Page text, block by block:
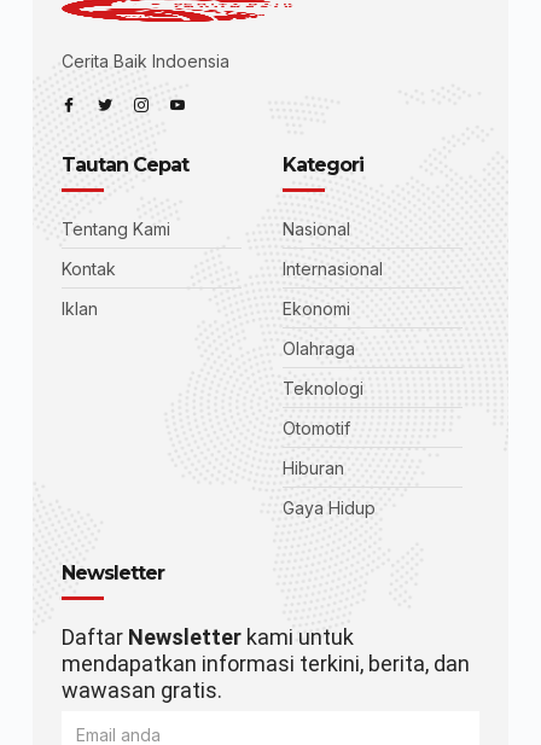
Cerita Baik Indoensia
Tautan Cepat
Tentang Kami
Kontak
Iklan
Kategori
Nasional
Internasional
Ekonomi
Olahraga
Teknologi
Otomotif
Hiburan
Gaya Hidup
Newsletter
Daftar Newsletterkami untuk
mendapatkan informasi terkini, berita, dan
wawasan gratis.